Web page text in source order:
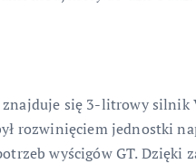
znajduje się 3-litrowy
rozwinięciem jednostki
wyścigów GT.